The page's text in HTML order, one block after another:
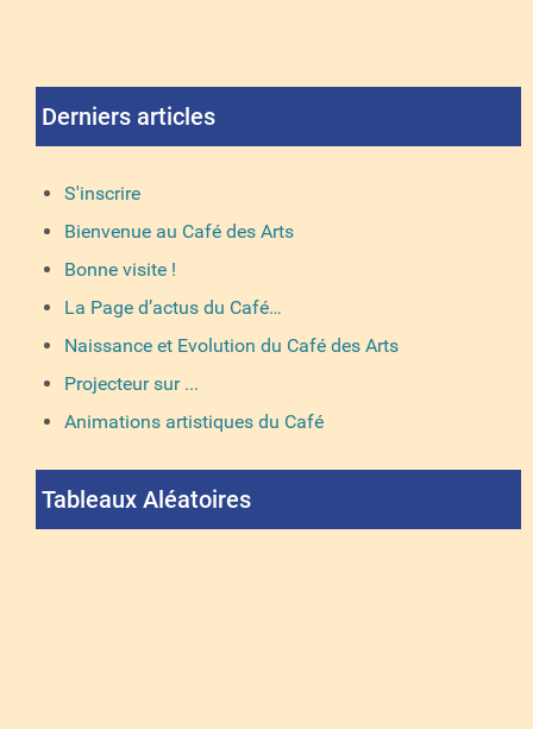
Derniers articles
S'inscrire
Bienvenue au Café des Arts
Bonne visite !
La Page d’actus du Café…
Naissance et Evolution du Café des Arts
Projecteur sur ...
Animations artistiques du Café
Tableaux Aléatoires